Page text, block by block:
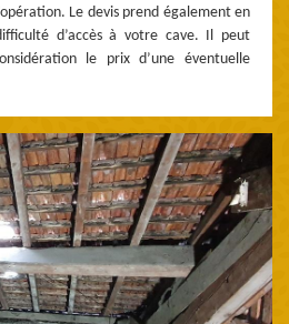
Le devis prend également en
d’accès à votre cave. Il peut
le prix d’une éventuelle